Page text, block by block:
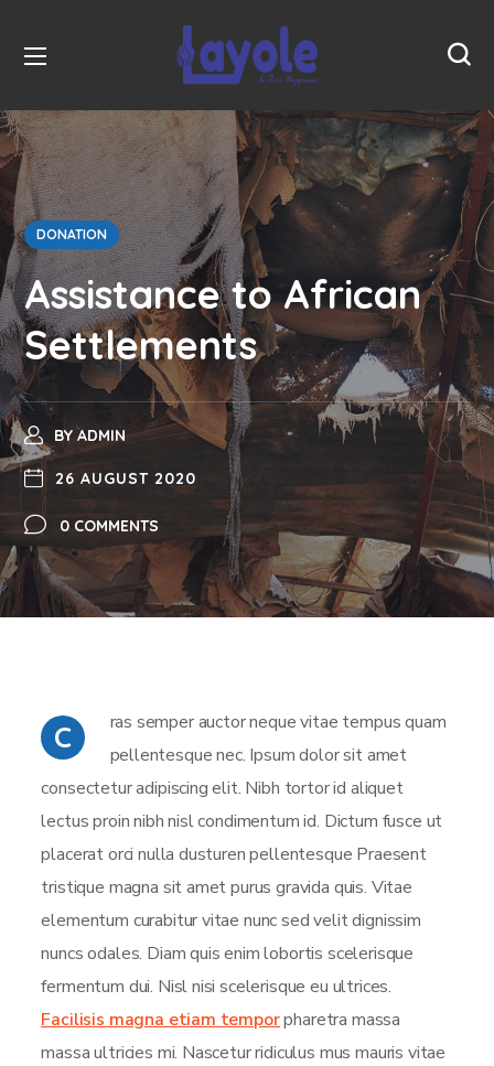
DONATION
Assistance to African
Settlements
BY ADMIN
26 AUGUST 2020
0 COMMENTS
C
ras semper auctor neque vitae tempus quam
pellentesque nec. Ipsum dolor sit amet
consectetur adipiscing elit. Nibh tortor id aliquet
lectus proin nibh nisl condimentum id. Dictum fusce ut
placerat orci nulla dusturen pellentesque Praesent
tristique magna sit amet purus gravida quis. Vitae
elementum curabitur vitae nunc sed velit dignissim
nuncs odales. Diam quis enim lobortis scelerisque
fermentum dui. Nisl nisi scelerisque eu ultrices.
Facilisis magna etiam temporpharetra massa
massa ultricies mi. Nascetur ridiculus mus mauris vitae